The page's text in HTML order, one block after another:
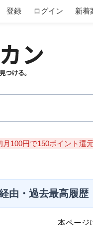
登録 ログイン 新着
月100円で150ポイント還元
由・過去最高履歴
本ページ